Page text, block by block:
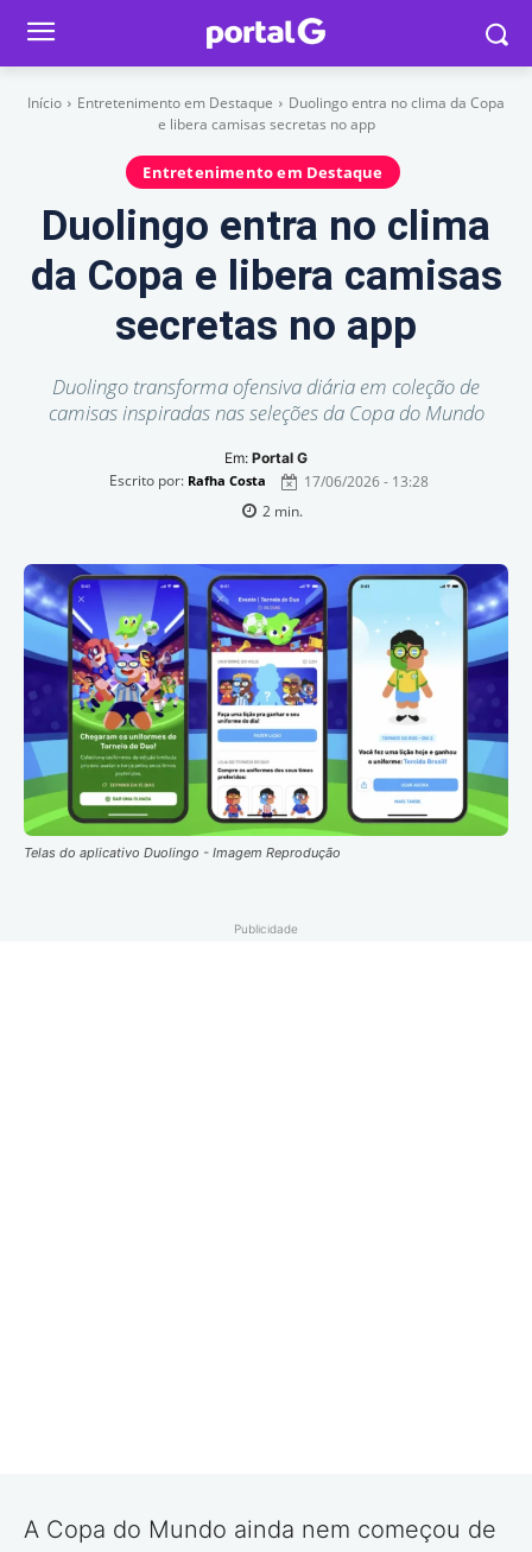
Início Entretenimento em Destaque
Duolingo entra no clima da Copa
e libera camisas secretas no app
Entretenimento em Destaque
Duolingo entra no clima
da Copa e libera camisas
secretas no app
Duolingo transforma ofensiva diária em coleção de
camisas inspiradas nas seleções da Copa do Mundo
Em: Portal G
Escrito por: Rafha Costa
17/06/2026 - 13:28
2min.
Telas do aplicativo Duolingo - Imagem Reprodução
Publicidade
A Copa do Mundo ainda nem começou de